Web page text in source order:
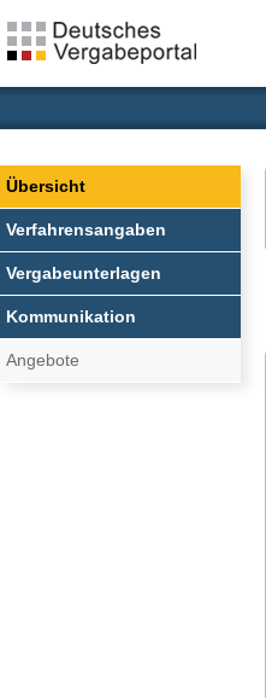
Übersicht
Verfahrensangaben
Vergabeunterlagen
Kommunikation
Angebote